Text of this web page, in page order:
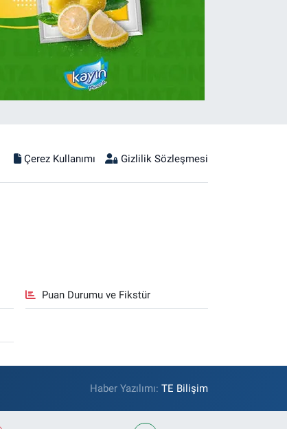
Çerez Kullanımı Gizlilik Sözleşmesi
Puan Durumu ve Fikstür
Haber Yazılımı:TE Bilişim